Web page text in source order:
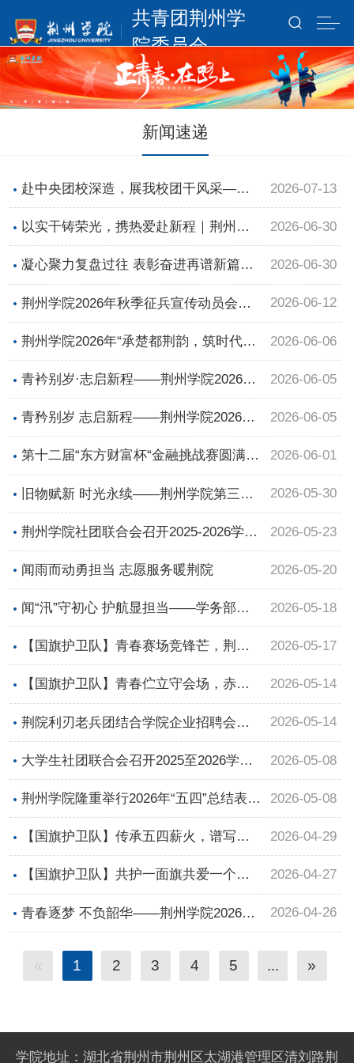
共青团荆州学
院委员会
新闻速递
赴中央团校深造，展我校团干风采—我
校李程老师圆满完成全国高校团委班子
成员进修班培训
2026-07-13
以实干铸荣光，携热爱赴新程｜荆州学
院 2025-2026 年度校级学生组织期末表
彰大会圆满落幕
2026-06-30
凝心聚力复盘过往 表彰奋进再谱新篇
——我校大学生社团联合会召开学期工
作总结暨表彰大会
2026-06-30
荆州学院2026年秋季征兵宣传动员会顺
利召开
2026-06-12
荆州学院2026年“承楚都荆韵，筑时代新
程”建模大赛暨城市建设学院“一院一
品”建模展圆满落幕
2026-06-06
青衿别岁·志启新程——荆州学院2026届
毕业生冷餐会圆满举办
2026-06-05
青矜别岁 志启新程——荆州学院2026届
毕业晚会温情落幕
2026-06-05
第十二届“东方财富杯“金融挑战赛圆满结
束！
2026-06-01
旧物赋新 时光永续——荆州学院第三届
校园跳蚤市场火热开市
2026-05-30
荆州学院社团联合会召开2025-2026学年
第二学期第二次全体大会
2026-05-23
闻雨而动勇担当 志愿服务暖荆院 2026-05-20
闻“汛”守初心 护航显担当——学务部全
力筑牢暴雨天气学生安全防线
2026-05-18
【国旗护卫队】青春赛场竞锋芒，荆院
盛会启新章|荆州学院第四届运动会开幕
式圆满举行
2026-05-17
【国旗护卫队】青春伫立守会场，赤诚
在岗护招聘
2026-05-14
荆院利刃老兵团结合学院企业招聘会开
展征兵宣传工作
2026-05-14
大学生社团联合会召开2025至2026学年
第二学期社团第二次大会
2026-05-08
荆州学院隆重举行2026年“五四”总结表彰
大会
2026-05-08
【国旗护卫队】传承五四薪火，谱写青
春华章｜荆州学院五四主题升旗仪式圆
满举行
2026-04-29
【国旗护卫队】共护一面旗共爱一个
家：荆州学院国旗护卫队受邀见证长江
大学国旗护卫队换届成立大会
2026-04-27
青春逐梦 不负韶华——荆州学院2026届
毕业晚会节目初筛圆满落幕
2026-04-26
« 1 2 3 4 5 ... »
学院地址：湖北省荆州市荆州区太湖港管理区清刘路荆